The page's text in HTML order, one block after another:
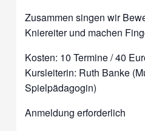
Zusammen singen wir
Kniereiter und machen
Kosten: 10 Termine / 40
Kursleiterin: Ruth Banke
Spielpädagogin)
Anmeldung erforderlich